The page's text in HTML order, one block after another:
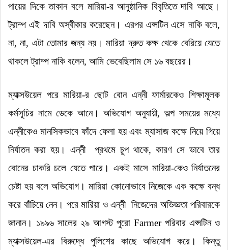
পায়ের দিকে তাকান বলে মারিয়া-র আনুষ্ঠানিক বিবৃতিতে দাবি আছে ।
ট্রাম্প এই দাবি অস্বীকার করেছেন। এরপর এপ্সটিন এসে নাকি বলে,
না, না, এটা তোমার জন্য নয়।মারিয়া দ্রুত কক্ষ থেকে বেরিয়ে যেতে
থাকলে ট্রাম্প নাকি বলেন, আমি ভেবেছিলাম সে ১৬ বছরের ।
ম্যাক্সউয়েল পরে মারিয়া-র ছোট বোন এন্নী ফার্মারকেও শিক্ষামূলক
কর্মসূচির নামে ডেকে আনে। অভিযোগ অনুযায়ী, অল্প সময়ের মধ্যে
এন্নীকেও মানসিকভাবে ফাঁদে ফেলা হয় এবং ম্যাসাজ কক্ষে নিয়ে গিয়ে
নির্যাতন করা হয়। এন্নী
প্রথমে চুপ থাকে, কারণ সে ভাবে তার
বোনের চাকরি চলে যেতে পারে । একই মাসে মারিয়া-কেও নির্যাতনের
চেষ্টা হয় বলে অভিযোগ ।মারিয়া কোনোভাবে নিজেকে এক কক্ষে বন্ধ
করে বাঁচিয়ে নেন। পরে মারিয়া ও এন্নী নিজেদের অভিজ্ঞতা পরিবারকে
জানান। ১৯৯৬ সালের ২৯ আগস্ট পুরো Farmer পরিবার এপ্সটিন ও
ম্যাক্সউয়েল-এর বিরুদ্ধে পুলিশের কাছে অভিযোগ করে ।কিন্তু